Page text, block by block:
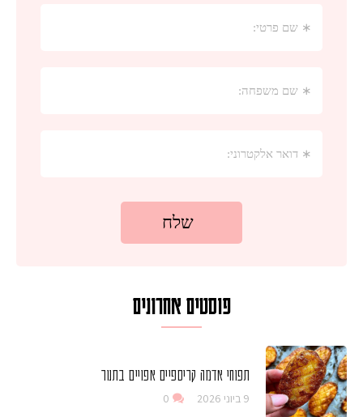
פוסטים אחרונים
תפוחי אדמה קריספיים אפויים בתנור
9 ביוני 2026 0